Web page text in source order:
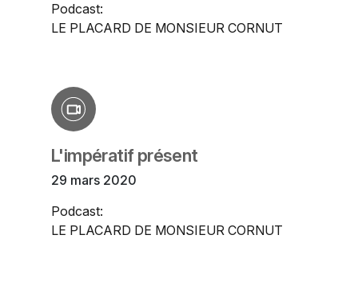
Podcast:
LE PLACARD DE MONSIEUR CORNUT
L'impératif présent
29 mars 2020
Podcast:
LE PLACARD DE MONSIEUR CORNUT